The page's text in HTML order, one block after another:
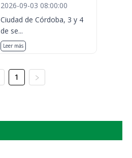
2026-09-03 08:00:00
Ciudad de Córdoba, 3 y 4
de se...
Leer más
1